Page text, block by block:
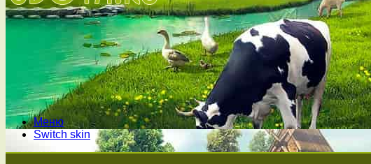
Меню
Switch skin